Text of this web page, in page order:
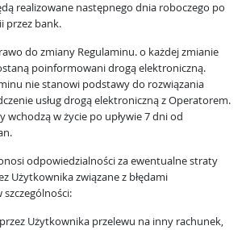
realizowane następnego dnia roboczego po
przez bank.
do zmiany Regulaminu. o każdej zmianie
poinformowani drogą elektroniczną.
nie stanowi podstawy do rozwiązania
usług drogą elektroniczną z Operatorem.
wchodzą w życie po upływie 7 dni od
odpowiedzialności za ewentualne straty
Użytkownika związane z błędami
Użytkownika przelewu na inny rachunek,